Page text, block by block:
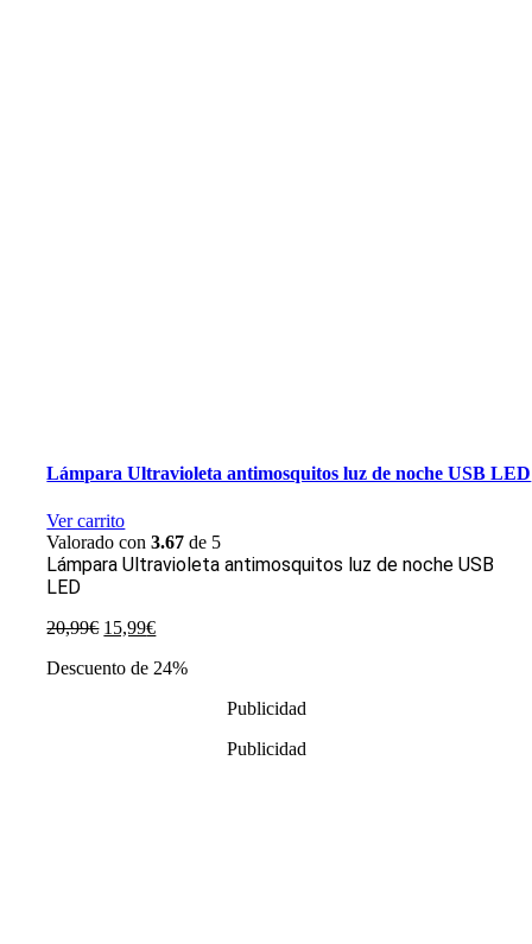
Lámpara Ultravioleta antimosquitos luz de noche USB LED
Ver carrito
Valorado con3.67 de 5
Lámpara Ultravioleta antimosquitos luz de noche USB
LED
20,99€ El
original
15,99€El
actual
Descuento de 24%
Publicidad
Publicidad